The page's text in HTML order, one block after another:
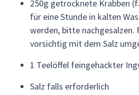
250g getrocknete Krabben
für eine Stunde in kalten
werden, bitte nachgesalzen.
vorsichtig mit dem Salz
1 Teelöffel feingehackter
Salz falls erforderlich